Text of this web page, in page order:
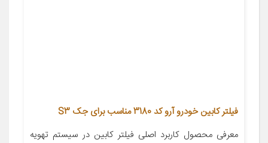
فیلتر کابین خودرو آرو کد 3180 مناسب برای جک S3
معرفی محصول کاربرد اصلی فیلتر کابین در سیستم تهویه